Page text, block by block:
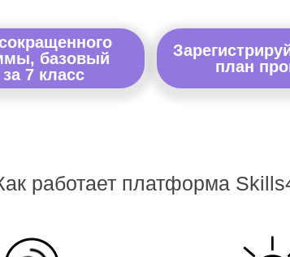
базовый
7 класс
план
работает платформа